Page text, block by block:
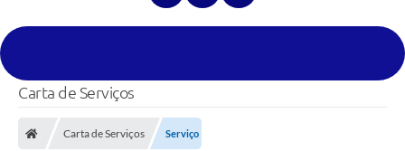
Carta de Serviços
Carta de Serviços Serviço